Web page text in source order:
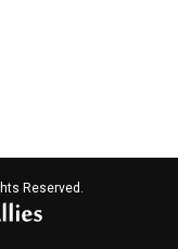
Reserved.